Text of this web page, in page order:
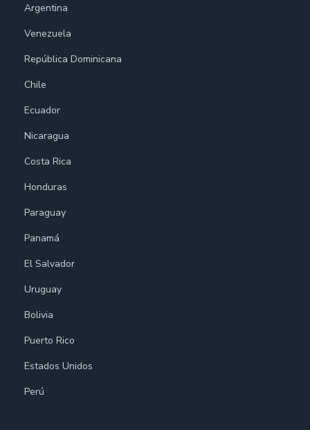
Argentina
Venezuela
República Dominicana
Chile
Ecuador
Nicaragua
Costa Rica
Honduras
Paraguay
Panamá
El Salvador
Uruguay
Bolivia
Puerto Rico
Estados Unidos
Perú